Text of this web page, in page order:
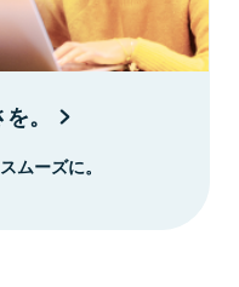
。
ムーズに。